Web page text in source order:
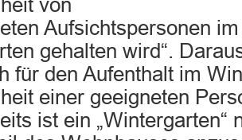
von
Aufsichtspersonen
gehalten wird“.
für den Aufenthalt im
einer geeigneten
ist ein „Wintergarten“